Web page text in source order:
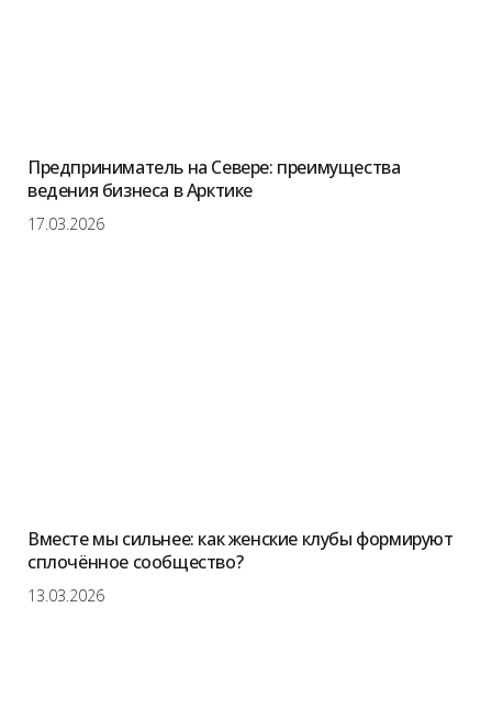
Предприниматель на Севере: преимущества
ведения бизнеса в Арктике
17.03.2026
Вместе мы сильнее: как женские клубы формируют
сплочённое сообщество?
13.03.2026